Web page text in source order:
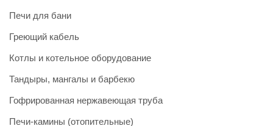
Печи для бани
Греющий кабель
Котлы и котельное оборудование
Тандыры, мангалы и барбекю
Гофрированная нержавеющая труба
Печи-камины (отопительные)